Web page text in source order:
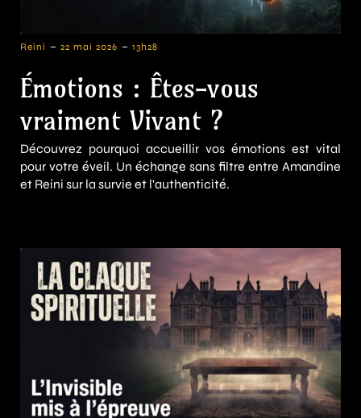
Reini - 22 mai 2026 - 13h28
Émotions : Êtes-vous
vraiment Vivant ?
Découvrez pourquoi accueillir vos émotions est vital
pour votre éveil. Un échange sans filtre entre Amandine
et Reini sur la survie et l'authenticité.